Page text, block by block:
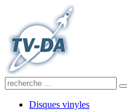
Disques vinyles